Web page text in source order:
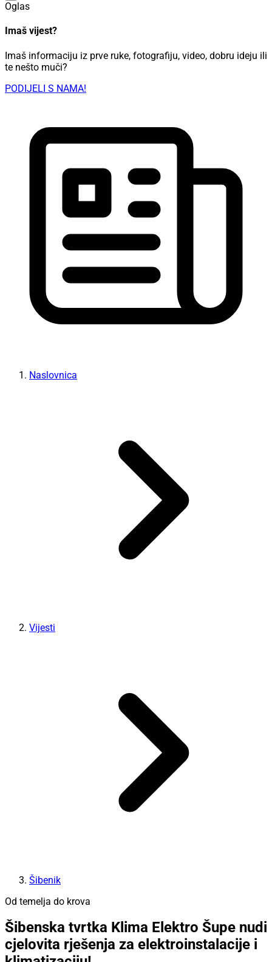
Oglas
Imaš vijest?
Imaš informaciju iz prve ruke, fotografiju, video, dobru ideju ili
te nešto muči?
PODIJELI S NAMA!
Naslovnica
Vijesti
Šibenik
Od temelja do krova
Šibenska tvrtka Klima Elektro Šupe nudi
cjelovita rješenja za elektroinstalacije i